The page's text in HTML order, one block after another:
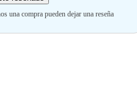
una compra pueden dejar una reseña